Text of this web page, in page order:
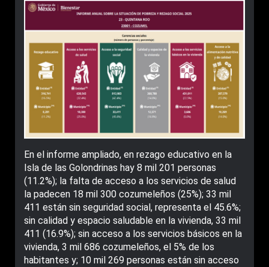
En el informe ampliado, en rezago educativo en la
Isla de las Golondrinas hay 8 mil 201 personas
(11.2%); la falta de acceso a los servicios de salud
la padecen 18 mil 300 cozumeleños (25%); 33 mil
411 están sin seguridad social, representa el 45.6%;
sin calidad y espacio saludable en la vivienda, 33 mil
411 (16.9%); sin acceso a los servicios básicos en la
vivienda, 3 mil 686 cozumeleños, el 5% de los
habitantes y; 10 mil 269 personas están sin acceso